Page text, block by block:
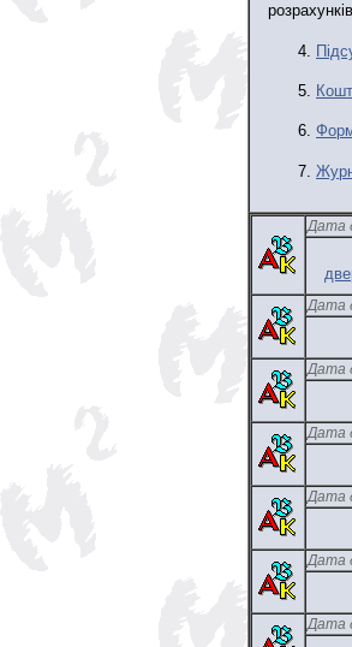
4.
5.
6.
7.
Дата
Дата
Дата
Дата
Дата
Дата
Дата